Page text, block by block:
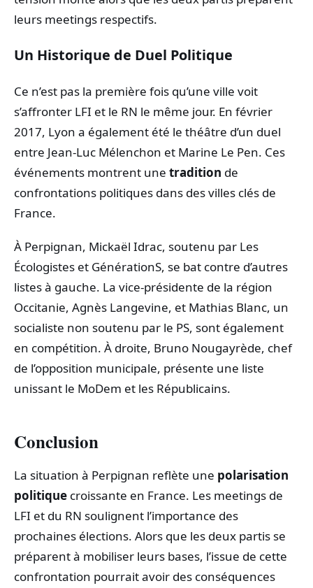
leurs meetings respectifs.
Un Historique de Duel Politique
Ce n’est pas la première fois qu’une ville voit
s’affronter LFI et le RN le même jour. En février
2017, Lyon a également été le théâtre d’un duel
entre Jean-Luc Mélenchon et Marine Le Pen. Ces
événements montrent une tradition de
confrontations politiques dans des villes clés de
France.
À Perpignan, Mickaël Idrac, soutenu par Les
Écologistes et GénérationS, se bat contre d’autres
listes à gauche. La vice-présidente de la région
Occitanie, Agnès Langevine, et Mathias Blanc, un
socialiste non soutenu par le PS, sont également
en compétition. À droite, Bruno Nougayrède, chef
de l’opposition municipale, présente une liste
unissant le MoDem et les Républicains.
Conclusion
La situation à Perpignan reflète une polarisation
politique croissante en France. Les meetings de
LFI et du RN soulignent l’importance des
prochaines élections. Alors que les deux partis se
préparent à mobiliser leurs bases, l’issue de cette
confrontation pourrait avoir des conséquences